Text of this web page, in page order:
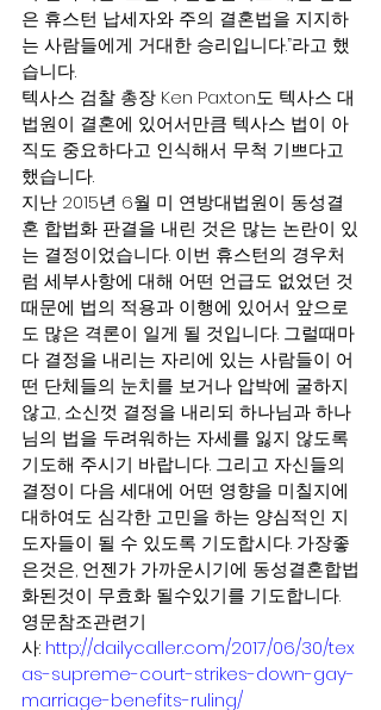
은 휴스턴 납세자와 주의 결혼법을 지지하
는 사람들에게 거대한 승리입니다.”라고 했
습니다.
텍사스 검찰 총장 Ken Paxton도 텍사스 대
법원이 결혼에 있어서만큼 텍사스 법이 아
직도 중요하다고 인식해서 무척 기쁘다고
했습니다.
지난 2015년 6월 미 연방대법원이 동성결
혼 합법화 판결을 내린 것은 많는 논란이 있
는 결정이었습니다. 이번 휴스턴의 경우처
럼 세부사항에 대해 어떤 언급도 없었던 것
때문에 법의 적용과 이행에 있어서 앞으로
도 많은 격론이 일게 될 것입니다. 그럴때마
다 결정을 내리는 자리에 있는 사람들이 어
떤 단체들의 눈치를 보거나 압박에 굴하지
않고, 소신껏 결정을 내리되 하나님과 하나
님의 법을 두려워하는 자세를 잃지 않도록
기도해 주시기 바랍니다. 그리고 자신들의
결정이 다음 세대에 어떤 영향을 미칠지에
대하여도 심각한 고민을 하는 양심적인 지
도자들이 될 수 있도록 기도합시다. 가장좋
은것은, 언젠가 가까운시기에 동성결혼합법
화된것이 무효화 될수있기를 기도합니다.
영문참조관련기
사: http://dailycaller.com/2017/06/30/tex
as-supreme-court-strikes-down-gay-
marriage-benefits-ruling/